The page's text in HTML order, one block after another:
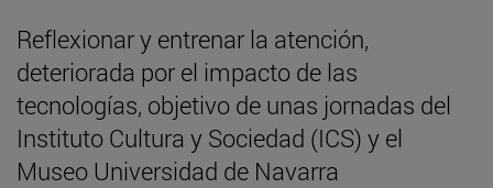
Reflexionar y entrenar la atención,
deteriorada por el impacto de las
tecnologías, objetivo de unas jornadas del
Instituto Cultura y Sociedad (ICS) y el
Museo Universidad de Navarra